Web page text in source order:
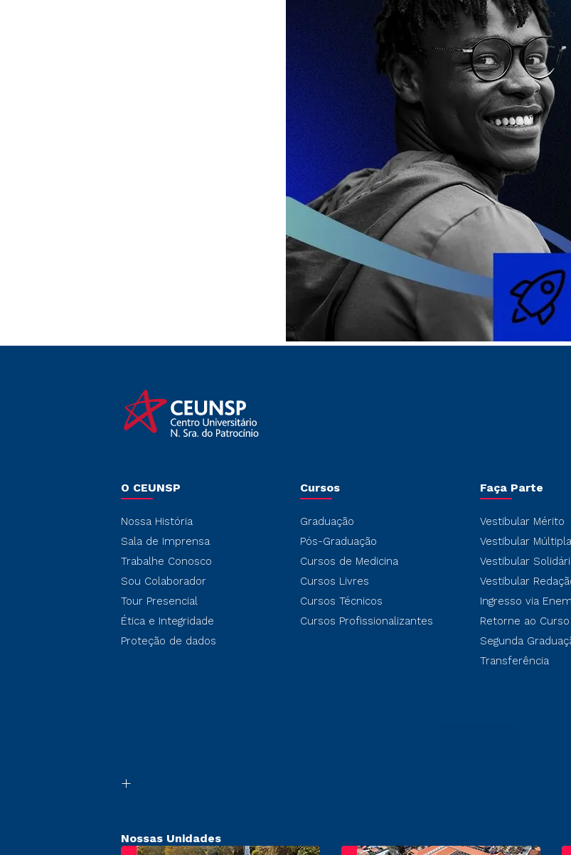
O CEUNSP
Nossa História
Sala de Imprensa
Trabalhe Conosco
Sou Colaborador
Tour Presencial
Ética e Integridade
Proteção de dados
Cursos
Graduação
Pós-Graduação
Cursos de Medicina
Cursos Livres
Cursos Técnicos
Cursos Profissionalizantes
Faça Parte
Vestibular Mérito
Vestibular
Vestibular
Vestibular
Ingresso via Enem
Retorne ao Curso
Segunda
Transferência
Nossas Unidades